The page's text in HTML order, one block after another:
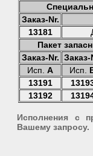
Заказ-Nr.
13181
Пакет
Заказ-Nr. Заказ-
Исп. А Исп.
13191
13192
Исполнения с
Вашему запросу.